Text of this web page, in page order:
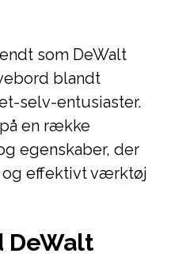
som DeWalt
blandt
selv-entusiaster.
en række
egenskaber, der
effektivt værktøj
DeWalt